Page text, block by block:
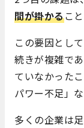
間が掛かること
この要因とし
続きが複雑で
ていなかった
パワー不足」
多くの企業は